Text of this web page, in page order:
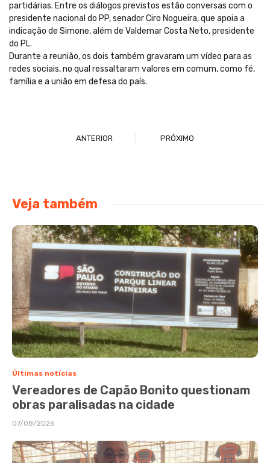
partidárias. Entre os diálogos previstos estão conversas com o
presidente nacional do PP, senador Ciro Nogueira, que apoia a
indicação de Simone, além de Valdemar Costa Neto, presidente
do PL.
Durante a reunião, os dois também gravaram um vídeo para as
redes sociais, no qual ressaltaram valores em comum, como fé,
família e a união em defesa do país.
ANTERIOR PRÓXIMO
Veja também
Últimas notícias
Vereadores de Capão Bonito questionam
obras paralisadas na cidade
07/08/2026